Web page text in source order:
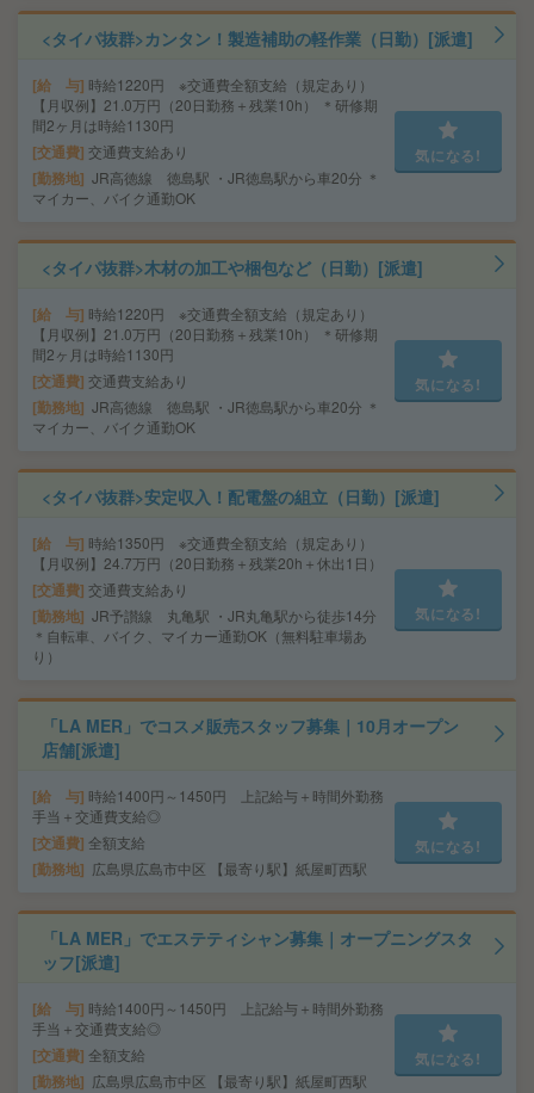
<タイパ抜群>カンタン！製造補助の軽作業（日勤）[派遣]
給 与 時給1220円 ※交通費全額支給（規定あり）
【月収例】21.0万円（20日勤務＋残業10h） ＊研修期
間2ヶ月は時給1130円
交通費 交通費支給あり
勤務地 JR高徳線 徳島駅 ・JR徳島駅から車20分 ＊
マイカー、バイク通勤OK
気になる!
<タイパ抜群>木材の加工や梱包など（日勤）[派遣]
給 与 時給1220円 ※交通費全額支給（規定あり）
【月収例】21.0万円（20日勤務＋残業10h） ＊研修期
間2ヶ月は時給1130円
交通費 交通費支給あり
勤務地 JR高徳線 徳島駅 ・JR徳島駅から車20分 ＊
マイカー、バイク通勤OK
気になる!
<タイパ抜群>安定収入！配電盤の組立（日勤）[派遣]
給 与 時給1350円 ※交通費全額支給（規定あり）
【月収例】24.7万円（20日勤務＋残業20h＋休出1日）
交通費 交通費支給あり
勤務地 JR予讃線 丸亀駅 ・JR丸亀駅から徒歩14分
＊自転車、バイク、マイカー通勤OK（無料駐車場あ
り）
気になる!
「LA MER」でコスメ販売スタッフ募集｜10月オープン
店舗[派遣]
給 与 時給1400円～1450円 上記給与＋時間外勤務
手当＋交通費支給◎
交通費 全額支給
勤務地 広島県広島市中区 【最寄り駅】紙屋町西駅
気になる!
「LA MER」でエステティシャン募集｜オープニングスタ
ッフ[派遣]
給 与 時給1400円～1450円 上記給与＋時間外勤務
手当＋交通費支給◎
交通費 全額支給
勤務地 広島県広島市中区 【最寄り駅】紙屋町西駅
気になる!